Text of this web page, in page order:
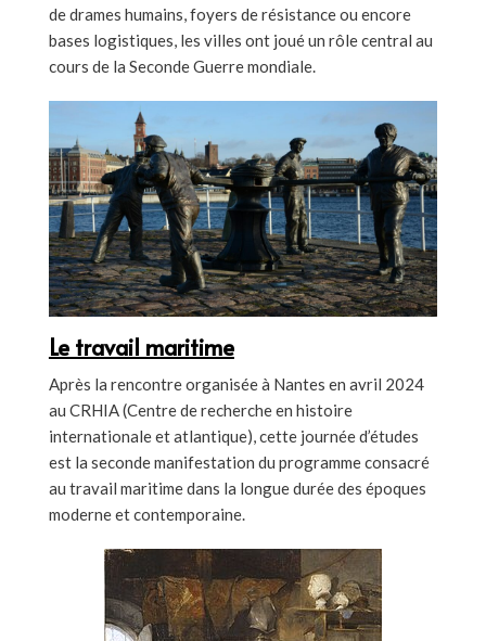
de drames humains, foyers de résistance ou encore
bases logistiques, les villes ont joué un rôle central au
cours de la Seconde Guerre mondiale.
Le travail maritime
Après la rencontre organisée à Nantes en avril 2024
au CRHIA (Centre de recherche en histoire
internationale et atlantique), cette journée d’études
est la seconde manifestation du programme consacré
au travail maritime dans la longue durée des époques
moderne et contemporaine.